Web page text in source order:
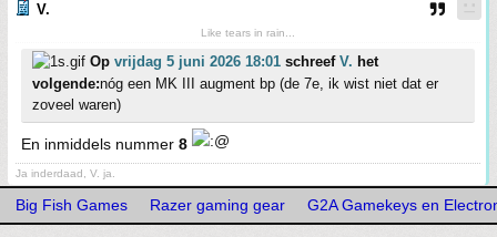
V.
Like tears in rain...
Op vrijdag 5 juni 2026 18:01 schreef V. het
volgende:nóg een MK III augment bp (de 7e, ik wist niet dat er
zoveel waren)
En inmiddels nummer 8
Ja inderdaad, V. ja.
Big Fish Games Razer gaming gear G2A Gamekeys en